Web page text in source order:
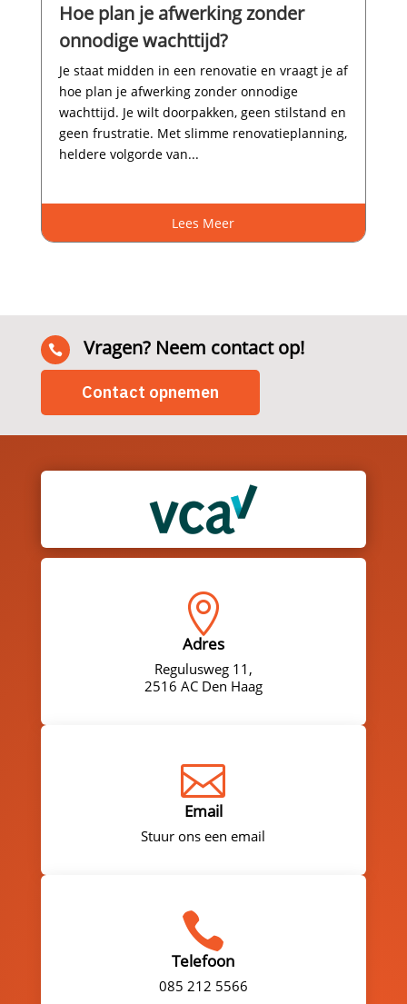
Hoe plan je afwerking zonder
onnodige wachttijd?
Je staat midden in een renovatie en vraagt je af
hoe plan je afwerking zonder onnodige
wachttijd.​ Je wilt doorpakken, geen stilstand en
geen frustratie.​ Met slimme renovatieplanning,
heldere volgorde van...
Lees Meer
 Vragen? Neem contact op!
Contact opnemen

Adres
Regulusweg 11,
2516 AC Den Haag

Email
Stuur ons een email

Telefoon
085 212 5566